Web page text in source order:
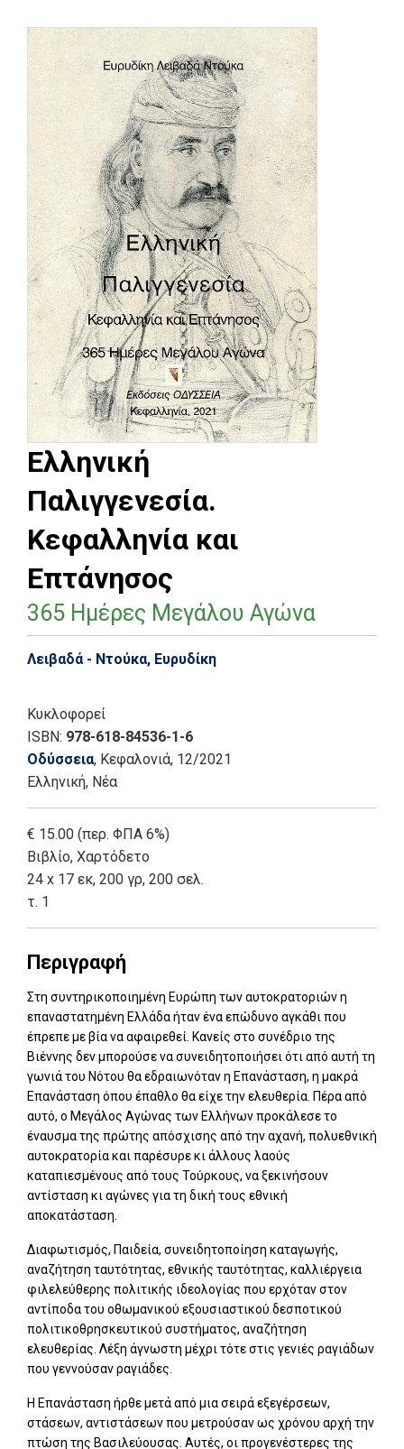
Ελληνική
Παλιγγενεσία.
Κεφαλληνία και
Επτάνησος
365 Ημέρες Μεγάλου Αγώνα
Λειβαδά - Ντούκα, Ευρυδίκη
Κυκλοφορεί
ISBN: 978-618-84536-1-6
Οδύσσεια, Κεφαλονιά, 12/2021
Ελληνική, Νέα
€ 15.00 (περ. ΦΠΑ 6%)
Βιβλίο, Χαρτόδετο
24 x 17 εκ, 200 γρ, 200 σελ.
τ. 1
Περιγραφή
Στη συντηρικοποιημένη Ευρώπη των αυτοκρατοριών η
επαναστατημένη Ελλάδα ήταν ένα επώδυνο αγκάθι που
έπρεπε με βία να αφαιρεθεί. Κανείς στο συνέδριο της
Βιέννης δεν μπορούσε να συνειδητοποιήσει ότι από αυτή τη
γωνιά του Νότου θα εδραιωνόταν η Επανάσταση, η μακρά
Επανάσταση όπου έπαθλο θα είχε την ελευθερία. Πέρα από
αυτό, ο Μεγάλος Αγώνας των Ελλήνων προκάλεσε το
έναυσμα της πρώτης απόσχισης από την αχανή, πολυεθνική
αυτοκρατορία και παρέσυρε κι άλλους λαούς
καταπιεσμένους από τους Τούρκους, να ξεκινήσουν
αντίσταση κι αγώνες για τη δική τους εθνική
αποκατάσταση.
Διαφωτισμός, Παιδεία, συνειδητοποίηση καταγωγής,
αναζήτηση ταυτότητας, εθνικής ταυτότητας, καλλιέργεια
φιλελεύθερης πολιτικής ιδεολογίας που ερχόταν στον
αντίποδα του οθωμανικού εξουσιαστικού δεσποτικού
πολιτικοθρησκευτικού συστήματος, αναζήτηση
ελευθερίας. Λέξη άγνωστη μέχρι τότε στις γενιές ραγιάδων
που γεννούσαν ραγιάδες.
Η Επανάσταση ήρθε μετά από μια σειρά εξεγέρσεων,
στάσεων, αντιστάσεων που μετρούσαν ως χρόνου αρχή την
πτώση της Βασιλεύουσας. Αυτές, οι προγενέστερες της